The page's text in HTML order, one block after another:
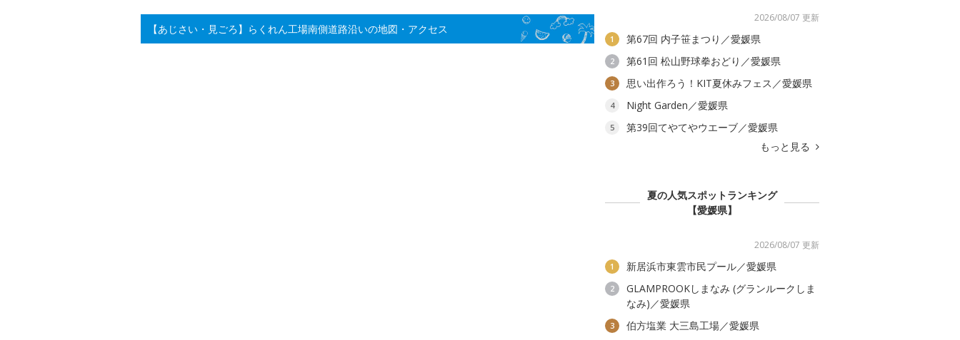
【あじさい・見ごろ】らくれん工場南側道路沿いの地図・アクセス
2026/08/07 更新
1 第67回 内子笹まつり／愛媛県
2 第61回 松山野球拳おどり／愛媛県
3 思い出作ろう！KIT夏休みフェス／愛媛県
4 Night Garden／愛媛県
5
第39回てやてやウエーブ／愛媛県
もっと見る
夏の人気スポットランキング
【愛媛県】
2026/08/07 更新
1 新居浜市東雲市民プール／愛媛県
2
GLAMPROOKしまなみ (グランルークしま
なみ)／愛媛県
3 伯方塩業 大三島工場／愛媛県